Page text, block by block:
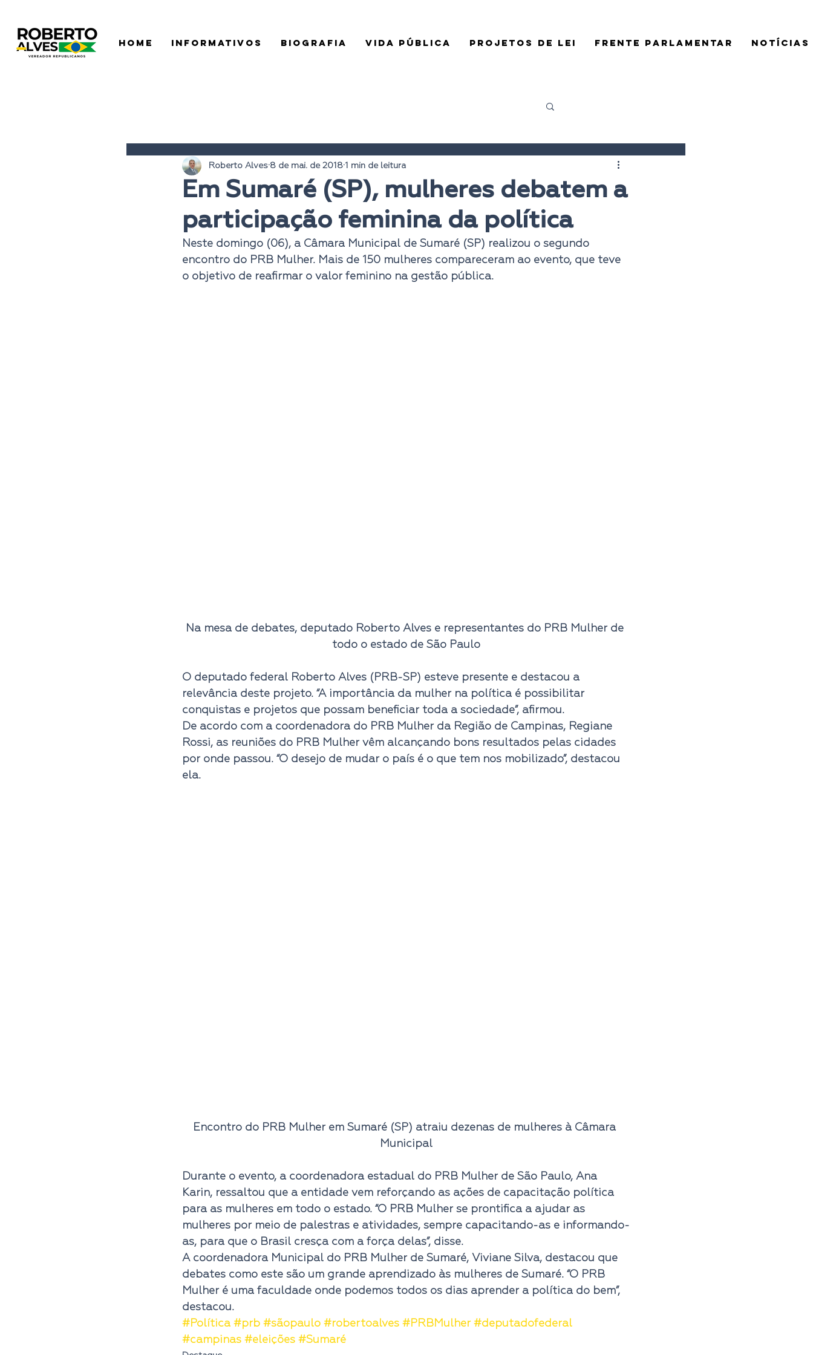
HOME INFORMATIVOS BIOGRAFIA VIDA PÚBLICA PROJETOS DE LEI FRENTE PARLAMENTAR NOTÍCIAS
Em Sumaré (SP), mulheres debatem a
participação feminina da política
Roberto Alves 8 de mai. de 2018 1 min de leitura
Neste domingo (06), a Câmara Municipal de Sumaré (SP) realizou o segundo
encontro do PRB Mulher. Mais de 150 mulheres compareceram ao evento, que teve
o objetivo de reafirmar o valor feminino na gestão pública.
Na mesa de debates, deputado Roberto Alves e representantes do PRB Mulher de
todo o estado de São Paulo
O deputado federal Roberto Alves (PRB-SP) esteve presente e destacou a
relevância deste projeto. “A importância da mulher na política é possibilitar
conquistas e projetos que possam beneficiar toda a sociedade”, afirmou.
De acordo com a coordenadora do PRB Mulher da Região de Campinas, Regiane
Rossi, as reuniões do PRB Mulher vêm alcançando bons resultados pelas cidades
por onde passou. “O desejo de mudar o país é o que tem nos mobilizado”, destacou
ela.
Encontro do PRB Mulher em Sumaré (SP) atraiu dezenas de mulheres à Câmara
Municipal
Durante o evento, a coordenadora estadual do PRB Mulher de São Paulo, Ana
Karin, ressaltou que a entidade vem reforçando as ações de capacitação política
para as mulheres em todo o estado. “O PRB Mulher se prontifica a ajudar as
mulheres por meio de palestras e atividades, sempre capacitando-as e informando-
as, para que o Brasil cresça com a força delas”, disse.
A coordenadora Municipal do PRB Mulher de Sumaré, Viviane Silva, destacou que
debates como este são um grande aprendizado às mulheres de Sumaré. “O PRB
Mulher é uma faculdade onde podemos todos os dias aprender a política do bem”,
destacou.
#Política #prb #sãopaulo #robertoalves #PRBMulher #deputadofederal
#campinas #eleições #Sumaré